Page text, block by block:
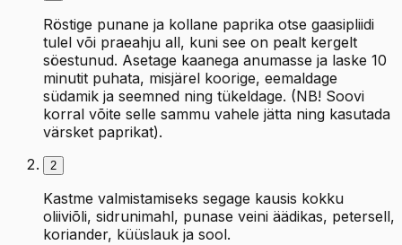
Röstige punane ja kollane paprika otse gaasipliidi
tulel või praeahju all, kuni see on pealt kergelt
söestunud. Asetage kaanega anumasse ja laske 10
minutit puhata, misjärel koorige, eemaldage
südamik ja seemned ning tükeldage. (NB! Soovi
korral võite selle sammu vahele jätta ning kasutada
värsket paprikat).
2
Kastme valmistamiseks segage kausis kokku
oliiviõli, sidrunimahl, punase veini äädikas, petersell,
koriander, küüslauk ja sool.